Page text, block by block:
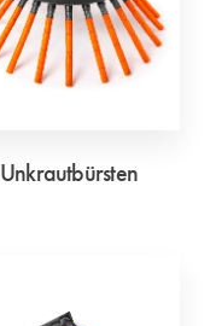
Unkrautbürsten